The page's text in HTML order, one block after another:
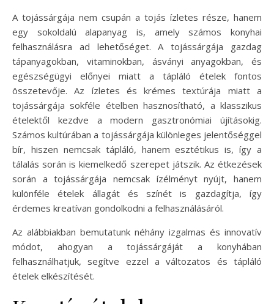
A tojássárgája nem csupán a tojás ízletes része, hanem
egy sokoldalú alapanyag is, amely számos konyhai
felhasználásra ad lehetőséget. A tojássárgája gazdag
tápanyagokban, vitaminokban, ásványi anyagokban, és
egészségügyi előnyei miatt a tápláló ételek fontos
összetevője. Az ízletes és krémes textúrája miatt a
tojássárgája sokféle ételben hasznosítható, a klasszikus
ételektől kezdve a modern gasztronómiai újításokig.
Számos kultúrában a tojássárgája különleges jelentőséggel
bír, hiszen nemcsak tápláló, hanem esztétikus is, így a
tálalás során is kiemelkedő szerepet játszik. Az étkezések
során a tojássárgája nemcsak ízélményt nyújt, hanem
különféle ételek állagát és színét is gazdagítja, így
érdemes kreatívan gondolkodni a felhasználásáról.
Az alábbiakban bemutatunk néhány izgalmas és innovatív
módot, ahogyan a tojássárgáját a konyhában
felhasználhatjuk, segítve ezzel a változatos és tápláló
ételek elkészítését.